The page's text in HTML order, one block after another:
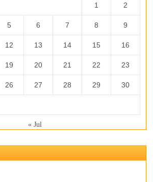
1 2
5 6 7 8 9
12 13 14 15 16
19 20 21 22 23
26 27 28 29 30
« Jul